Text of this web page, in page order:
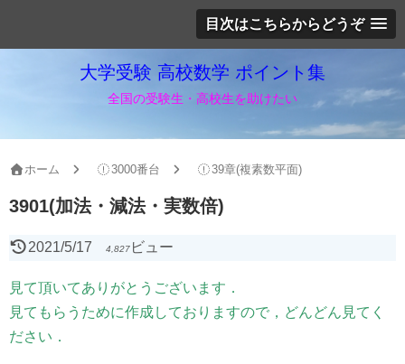
目次はこちらからどうぞ
大学受験 高校数学 ポイント集
全国の受験生・高校生を助けたい
ホーム 3000番台 39章(複素数平面)
3901(加法・減法・実数倍)
2021/5/17 4,827ビュー
見て頂いてありがとうございます．
見てもらうために作成しておりますので，どんどん見てく
ださい．